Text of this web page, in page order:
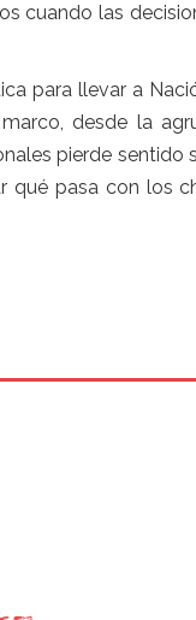
cuando las
para llevar a
desde la
pierde sentido
qué pasa con los